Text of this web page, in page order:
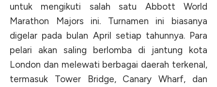
untuk mengikuti salah satu Abbott World
Marathon Majors ini. Turnamen ini biasanya
digelar pada bulan April setiap tahunnya. Para
pelari akan saling berlomba di jantung kota
London dan melewati berbagai daerah terkenal,
termasuk Tower Bridge, Canary Wharf, dan